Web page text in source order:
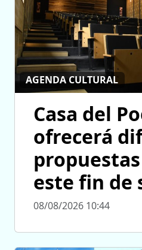
AGENDA CULTURAL
Casa del
ofrecerá
este fin de
08/08/2026 10:44